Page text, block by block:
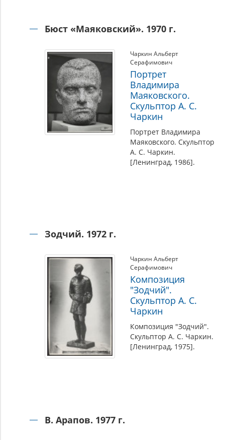
Бюст «Маяковский». 1970 г.
Чаркин Альберт
Серафимович
Портрет
Владимира
Маяковского.
Скульптор А. С.
Чаркин
Портрет Владимира
Маяковского. Скульптор
А. С. Чаркин.
[Ленинград, 1986].
Зодчий. 1972 г.
Чаркин Альберт
Серафимович
Композиция
"Зодчий".
Скульптор А. С.
Чаркин
Композиция "Зодчий".
Скульптор А. С. Чаркин.
[Ленинград, 1975].
В. Арапов. 1977 г.